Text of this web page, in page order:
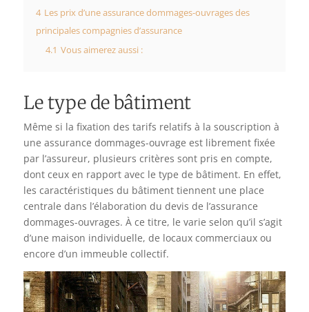
4 Les prix d’une assurance dommages-ouvrages des
principales compagnies d’assurance
4.1 Vous aimerez aussi :
Le type de bâtiment
Même si la fixation des tarifs relatifs à la souscription à
une assurance dommages-ouvrage est librement fixée
par l’assureur, plusieurs critères sont pris en compte,
dont ceux en rapport avec le type de bâtiment. En effet,
les caractéristiques du bâtiment tiennent une place
centrale dans l’élaboration du devis de l’assurance
dommages-ouvrages. À ce titre, le varie selon qu’il s’agit
d’une maison individuelle, de locaux commerciaux ou
encore d’un immeuble collectif.